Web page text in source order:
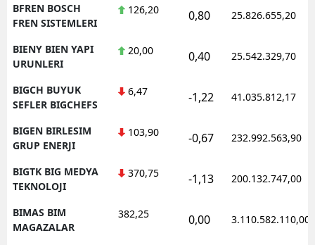
BFREN BOSCH
FREN SISTEMLERI
126,20 0,80 25.826.655,20
BIENY BIEN YAPI
URUNLERI
20,00 0,40 25.542.329,70
BIGCH BUYUK
SEFLER BIGCHEFS
6,47 -1,22 41.035.812,17
BIGEN BIRLESIM
GRUP ENERJI
103,90 -0,67 232.992.563,90
BIGTK BIG MEDYA
TEKNOLOJI
370,75 -1,13 200.132.747,00
BIMAS BIM
MAGAZALAR
382,25 0,00 3.110.582.110,00